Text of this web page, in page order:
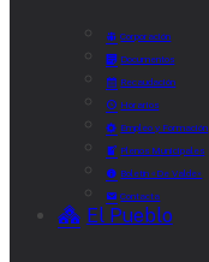
Corporación
Documentos
Recaudación
Horarios
Empleo y Formación
Plenos Municipales
Boletín «De Valde»
Contacta
El Pueblo